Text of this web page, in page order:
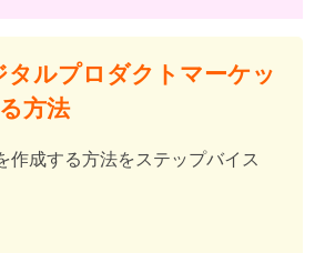
ルプロダクトマーケッ
方法
作成する方法をステップバイス